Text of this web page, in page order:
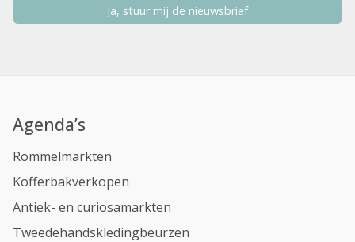
Ja, stuur mij de nieuwsbrief
Agenda’s
Rommelmarkten
Kofferbakverkopen
Antiek- en curiosamarkten
Tweedehandskledingbeurzen